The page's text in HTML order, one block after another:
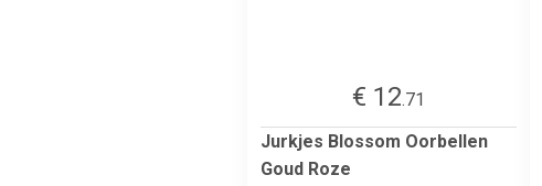
€ 12.71
Jurkjes Blossom Oorbellen
Goud Roze